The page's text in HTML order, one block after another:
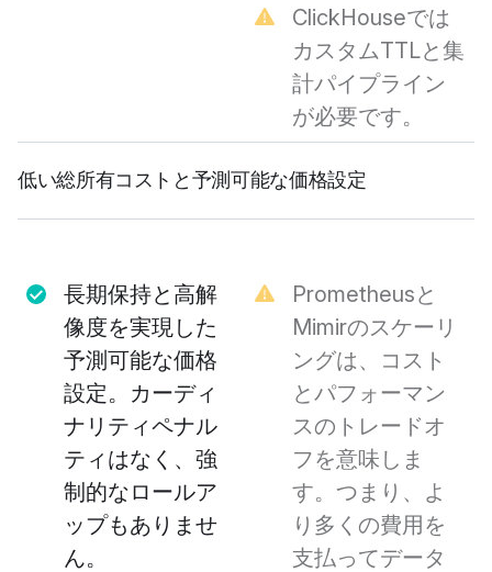
ClickHouseでは
カスタムTTLと集
計パイプライン
が必要です。
低い総所有コストと予測可能な価格設定
長期保持と高解
像度を実現した
予測可能な価格
設定。カーディ
ナリティペナル
ティはなく、強
制的なロールア
ップもありませ
ん。
Prometheusと
Mimirのスケーリ
ングは、コスト
とパフォーマン
スのトレードオ
フを意味しま
す。つまり、よ
り多くの費用を
支払ってデータ